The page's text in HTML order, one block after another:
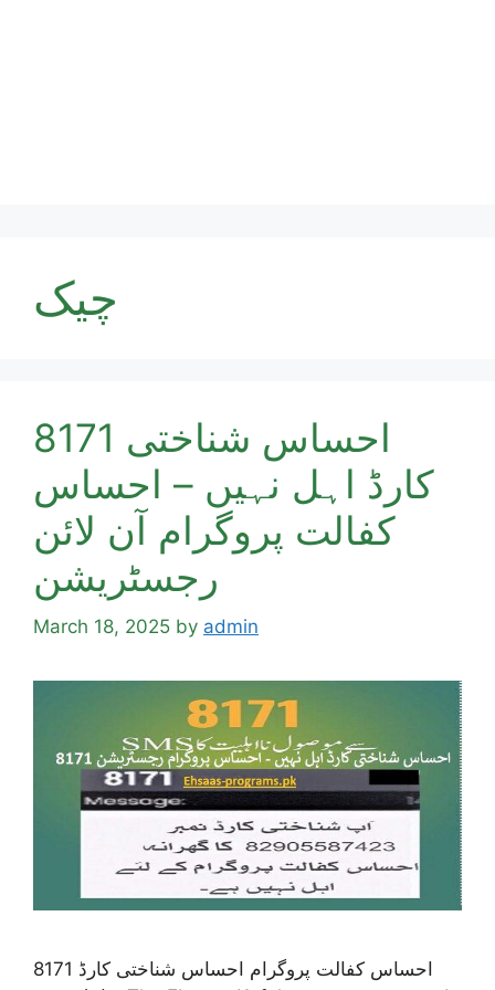
چیک
8171 احساس شناختی
کارڈ اہل نہیں – احساس
کفالت پروگرام آن لائن
رجسٹریشن
March 18, 2025 by admin
8171 احساس کفالت پروگرام احساس شناختی کارڈ